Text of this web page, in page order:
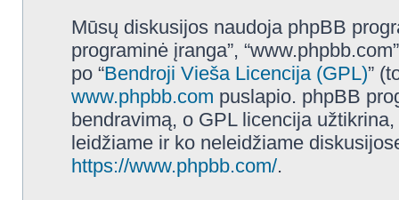
Mūsų diskusijos naudoja phpBB
programinė įranga”,
po “Bendroji Vieša Licencija (GPL)”
www.phpbb.com puslapio. phpBB
bendravimą, o GPL licencija
leidžiame ir ko neleidžiame
https://www.phpbb.com/.